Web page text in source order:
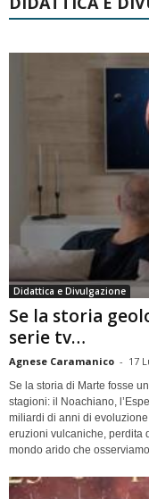
Didattica e Divulgazione
Se la storia
serie tv…
Agnese Caramanico - 17
Se la storia di Marte fosse
stagioni: il Noachiano,
miliardi di anni di
eruzioni vulcaniche, perdita
mondo arido che